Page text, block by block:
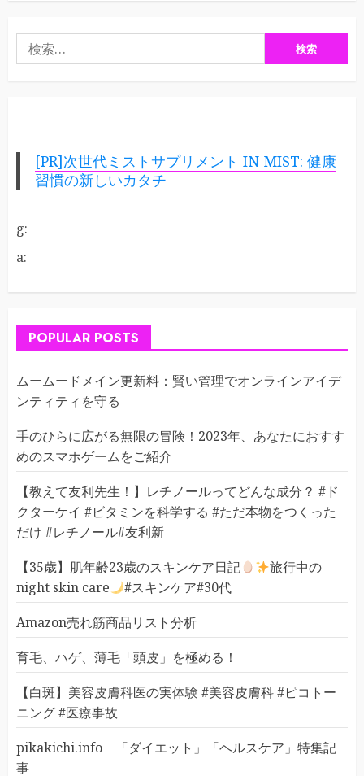
索:
[PR]次世代ミストサプリメント IN MIST: 健康
習慣の新しいカタチ
g:
a:
POPULAR POSTS
ムームードメイン更新料：賢い管理でオンラインアイデ
ンティティを守る
手のひらに広がる無限の冒険！2023年、あなたにおすす
めのスマホゲームをご紹介
【教えて友利先生！】レチノールってどんな成分？ #ド
クターケイ #ビタミンを科学する #ただ本物をつくった
だけ #レチノール#友利新
【35歳】肌年齢23歳のスキンケア日記
旅行中の
night skin care
#スキンケア#30代
Amazon売れ筋商品リスト分析
育毛、ハゲ、薄毛「頭皮」を極める！
【白斑】美容皮膚科医の実体験 #美容皮膚科 #ピコトー
ニング #医療事故
pikakichi.info 「ダイエット」「ヘルスケア」特集記
事